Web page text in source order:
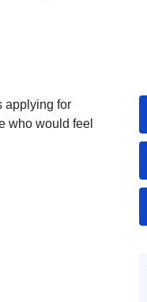
applying for
who would feel